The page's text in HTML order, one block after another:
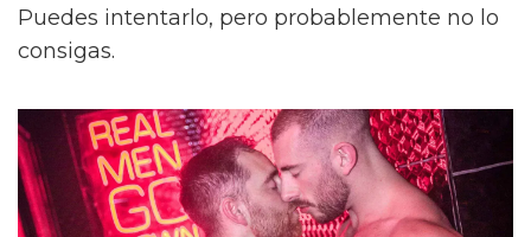
Puedes intentarlo, pero probablemente no lo
consigas.